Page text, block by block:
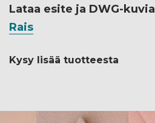
Lataa esite ja DWG-kuvia
Rais
Kysy lisää tuotteesta